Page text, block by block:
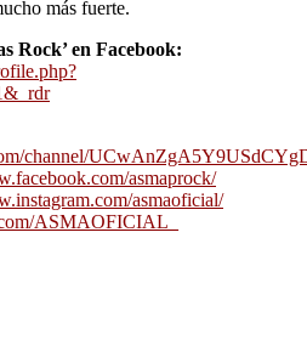
más fuerte.
Rock’ en Facebook:
channel/
asmaprock/
asmaoficial/
ASMAOFICIAL_